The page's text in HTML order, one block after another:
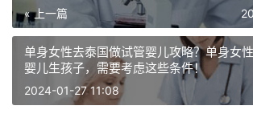
« 上一篇
单身女性去泰国做试管婴儿攻略？单身女
婴儿生孩子，需要考虑这些条件！
2024-01-27 11:08